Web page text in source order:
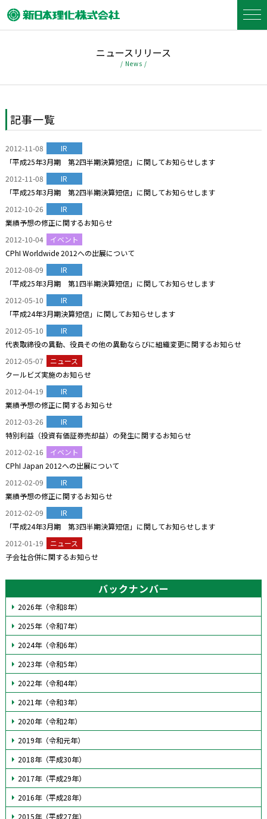
ニュースリリース
/ News /
記事一覧
2012-11-08
IR
「平成25年3月期 第2四半期決算短信」に関してお知らせします
2012-11-08
IR
「平成25年3月期 第2四半期決算短信」に関してお知らせします
2012-10-26
IR
業績予想の修正に関するお知らせ
2012-10-04
イベント
CPhI Worldwide 2012への出展について
2012-08-09
IR
「平成25年3月期 第1四半期決算短信」に関してお知らせします
2012-05-10
IR
「平成24年3月期決算短信」に関してお知らせします
2012-05-10
IR
代表取締役の異動、役員その他の異動ならびに組織変更に関するお知らせ
2012-05-07
ニュース
クールビズ実施のお知らせ
2012-04-19
IR
業績予想の修正に関するお知らせ
2012-03-26
IR
特別利益（投資有価証券売却益）の発生に関するお知らせ
2012-02-16
イベント
CPhI Japan 2012への出展について
2012-02-09
IR
業績予想の修正に関するお知らせ
2012-02-09
IR
「平成24年3月期 第3四半期決算短信」に関してお知らせします
2012-01-19
ニュース
子会社合併に関するお知らせ
バックナンバー
2026年（令和8年）
2025年（令和7年）
2024年（令和6年）
2023年（令和5年）
2022年（令和4年）
2021年（令和3年）
2020年（令和2年）
2019年（令和元年）
2018年（平成30年）
2017年（平成29年）
2016年（平成28年）
2015年（平成27年）